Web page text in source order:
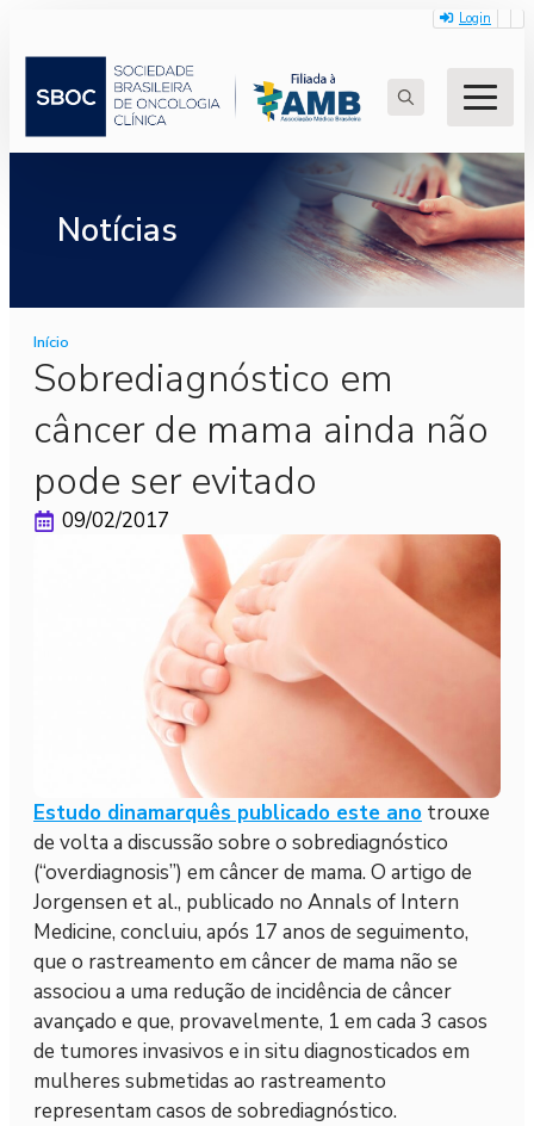
Login
for:
Notícias
Início
Sobrediagnóstico em
câncer de mama ainda não
pode ser evitado
09/02/2017
Estudo dinamarquês publicado este ano trouxe
de volta a discussão sobre o sobrediagnóstico
(“overdiagnosis”) em câncer de mama. O artigo de
Jorgensen et al., publicado no Annals of Intern
Medicine, concluiu, após 17 anos de seguimento,
que o rastreamento em câncer de mama não se
associou a uma redução de incidência de câncer
avançado e que, provavelmente, 1 em cada 3 casos
de tumores invasivos e in situ diagnosticados em
mulheres submetidas ao rastreamento
representam casos de sobrediagnóstico.